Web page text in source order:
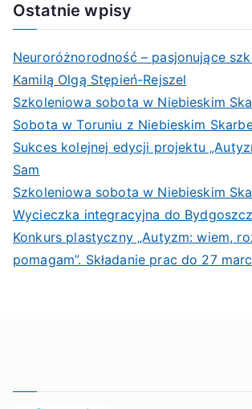
Ostatnie wpisy
Neuroróżnorodność – pasjonujące
Kamilą Olgą Stępień-Rejszel
Szkoleniowa sobota w Niebieskim
Sobota w Toruniu z Niebieskim
Sukces kolejnej edycji projektu
Sam
Szkoleniowa sobota w Niebieskim
Wycieczka integracyjna do
Konkurs plastyczny „Autyzm: wiem,
pomagam”. Składanie prac do 27